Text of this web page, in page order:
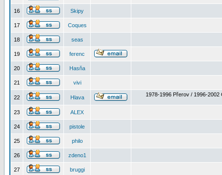
16 Skipy
17 Coques
18 seas
19 ferenc
20 Hasňa
21 vivi
22 Hlava 1978-1996 Přerov / 1996-2002
23 ALEX
24 pistole
25 philo
26 zdeno1
27 bruggi